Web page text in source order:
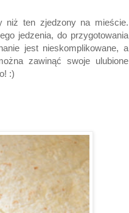
niż ten zjedzony na mieście.
jedzenia, do przygotowania
jest nieskomplikowane, a
zawinąć swoje ulubione
:)